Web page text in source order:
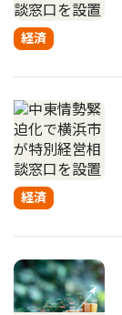
経済
経済